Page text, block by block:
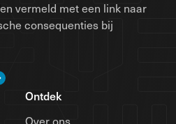
vermeld met een link naar
consequenties bij
Ontdek
Over ons